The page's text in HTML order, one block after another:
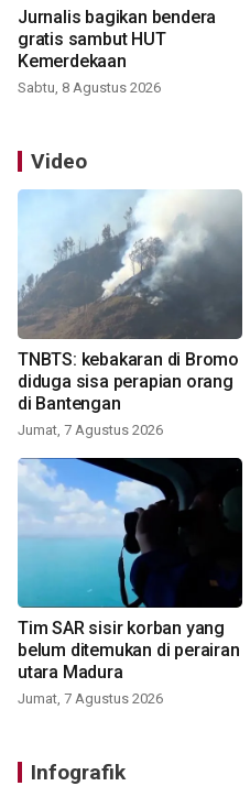
Jurnalis bagikan bendera
gratis sambut HUT
Kemerdekaan
Sabtu, 8 Agustus 2026
Video
TNBTS: kebakaran di Bromo
diduga sisa perapian orang
di Bantengan
Jumat, 7 Agustus 2026
Tim SAR sisir korban yang
belum ditemukan di perairan
utara Madura
Jumat, 7 Agustus 2026
Infografik